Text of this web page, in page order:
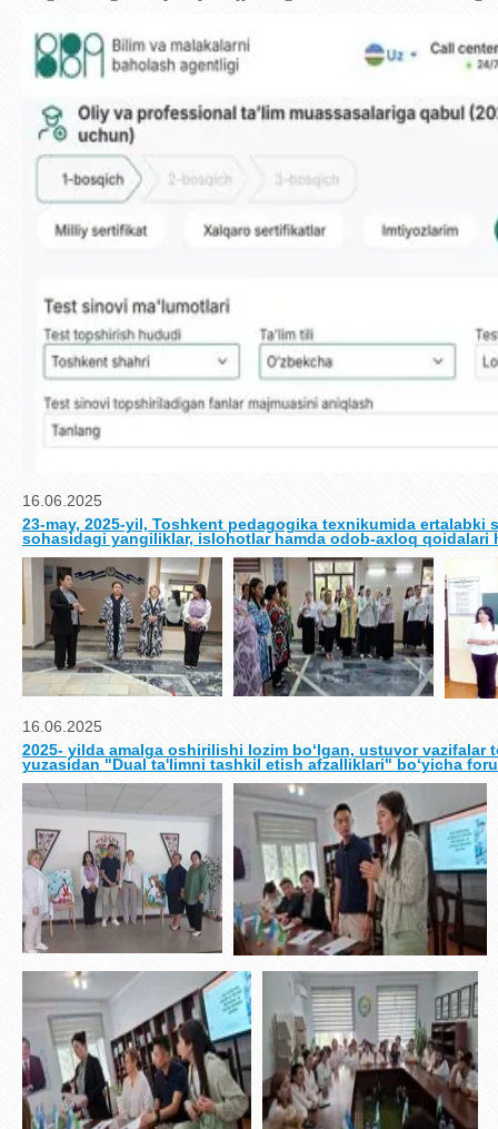
16.06.2025
23-may, 2025-yil, Toshkent pedagogika texnikumida
sohasidagi yangiliklar, islohotlar hamda odob-axloq qoidalari
16.06.2025
2025- yilda amalga oshirilishi lozim boʻlgan, ustuvor vazifalar
yuzasidan "Dual ta'limni tashkil etish afzalliklari" boʻyicha